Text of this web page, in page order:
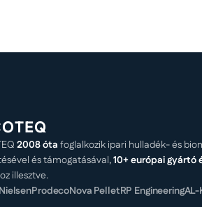
2008 óta foglalkozik ipari hulladék- és
és támogatásával,10+ európai
illesztve.
ProdecoNova PelletRP EngineeringAL-